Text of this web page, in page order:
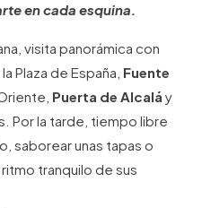
en cada esquina.
visita panorámica con
Plaza de España, Fuente
Puerta de Alcalá y
Por la tarde, tiempo libre
saborear unas tapas o
tranquilo de sus